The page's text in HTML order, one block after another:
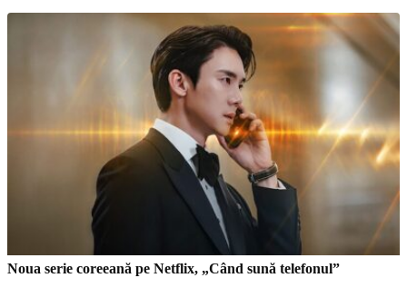
Noua serie coreeană pe Netflix, „Când sună telefonul”